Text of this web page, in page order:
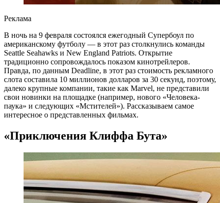
Реклама
В ночь на 9 февраля состоялся ежегодный Супербоул по
американскому футболу — в этот раз столкнулись команды
Seattle Seahawks и New England Patriots. Открытие
традиционно сопровождалось показом кинотрейлеров.
Правда, по данным Deadline, в этот раз стоимость рекламного
слота составила 10 миллионов долларов за 30 секунд, поэтому,
далеко крупные компании, такие как Marvel, не представили
свои новинки на площадке (например, нового «Человека-
паука» и следующих «Мстителей»). Рассказываем самое
интересное о представленных фильмах.
«Приключения Клиффа Бута»